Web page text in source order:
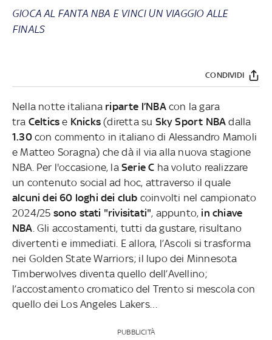
GIOCA AL FANTA NBA E VINCI UN VIAGGIO ALLE
FINALS
CONDIVIDI
Nella notte italiana riparte l’NBAcon la gara
tra Celticse Knicks(diretta su Sky Sport NBA dalla
1.30con commento in italiano di Alessandro Mamoli
e Matteo Soragna) che dà il via alla nuova stagione
NBA. Per l'occasione, la Serie C ha voluto realizzare
un contenuto social ad hoc, attraverso il quale
alcuni dei 60 loghi dei club coinvolti nel campionato
2024/25 sono stati "rivisitati", appunto, in chiave
NBA . Gli accostamenti, tutti da gustare, risultano
divertenti e immediati. E allora, l’Ascoli si trasforma
nei Golden State Warriors; il lupo dei Minnesota
Timberwolves diventa quello dell’Avellino;
l’accostamento cromatico del Trento si mescola con
quello dei Los Angeles Lakers…
PUBBLICITÀ